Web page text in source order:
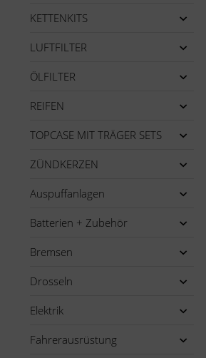
KETTENKITS
LUFTFILTER
ÖLFILTER
REIFEN
TOPCASE MIT TRÄGER SETS
ZÜNDKERZEN
Auspuffanlagen
Batterien + Zubehör
Bremsen
Drosseln
Elektrik
Fahrerausrüstung